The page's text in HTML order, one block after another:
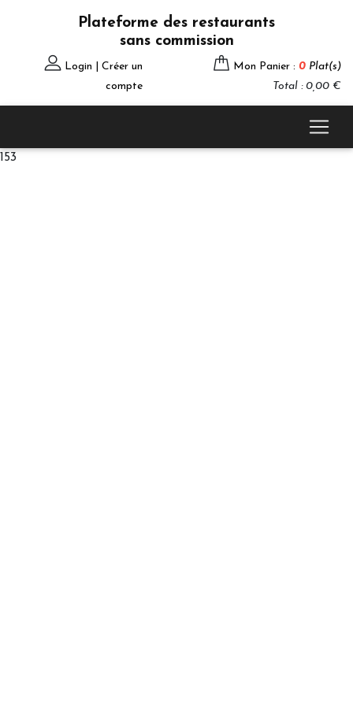
Plateforme des restaurants
sans commission
Login | Créer un
compte
Mon Panier : 0 Plat(s)
Total : 0,00 €
153